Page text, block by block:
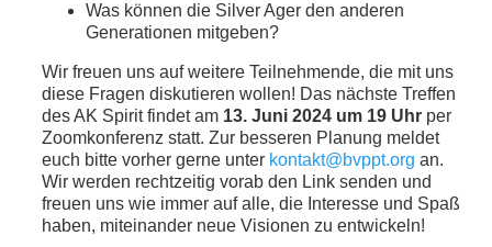
Was können die Silver Ager den anderen
Generationen mitgeben?
Wir freuen uns auf weitere Teilnehmende, die mit uns
diese Fragen diskutieren wollen! Das nächste Treffen
des AK Spirit findet am 13. Juni 2024 um 19 Uhrper
Zoomkonferenz statt. Zur besseren Planung meldet
euch bitte vorher gerne unter kontakt@bvppt.org an.
Wir werden rechtzeitig vorab den Link senden und
freuen uns wie immer auf alle, die Interesse und Spaß
haben, miteinander neue Visionen zu entwickeln!